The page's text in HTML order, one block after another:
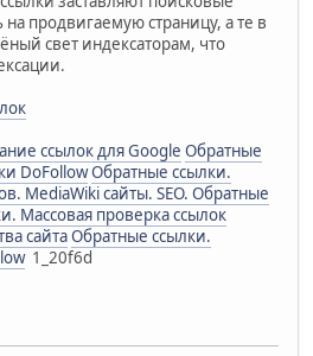
продвигаемую страницу, а те в
свет индексаторам, что
ссылок для Google Обратные
DoFollowОбратные ссылки.
MediaWiki сайты. SEO. Обратные
Массовая проверка ссылок
сайтаОбратные ссылки.
1_20f6d